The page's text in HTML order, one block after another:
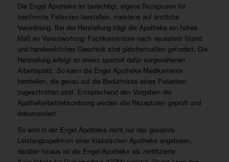
Die Engel Apotheke ist berechtigt, eigene Rezepturen für
bestimmte Patienten herstellen, meistens auf ärztliche
Verordnung. Bei der Herstellung trägt die Apotheke ein hohes
Maß an Verantwortung: Fachkenntnisse nach neuestem Stand
und handwerkliches Geschick sind gleichermaßen gefordert. Die
Herstellung erfolgt an einem speziell dafür vorgesehenen
Arbeitsplatz. So kann die Engel Apotheke Medikamente
herstellen, die genau auf die Bedürfnisse eines Patienten
zugeschnitten sind. Entsprechend den Vorgaben der
Apothekerbetriebsordnung werden alle Rezepturen geprüft und
dokumentiert.
So wird in der Engel Apotheke nicht nur das gesamte
Leistungsspektrum einer klassischen Apotheke angeboten,
darüber hinaus ist die Engel-Apotheke als zertifizierte